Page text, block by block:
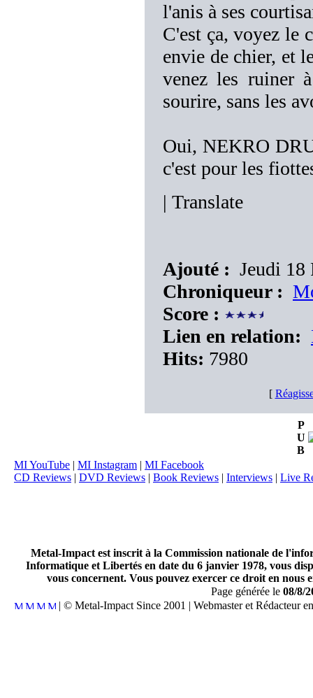
l'anis à ses
C'est ça, voyez le
envie de chier, et
venez les ruiner
sourire, sans les
Oui, NEKRO
c'est pour les
| Translate
Ajouté : Jeudi 18
Chroniqueur :
Score :
Lien en relation:
Hits: 7980
[
P
U
B
MI YouTube | MI Instagram | MI Facebook
CD Reviews | DVD Reviews | Book Reviews | Interviews | Live
Metal-Impact est inscrit à la Commission nationale de
Informatique et Libertés en date du 6 janvier 1978, vous
vous concernent. Vous pouvez exercer ce droit en
Page générée le 08/8/
| © Metal-Impact Since 2001 | Webmaster et Rédacteur